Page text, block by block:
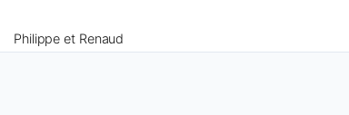
Philippe et Renaud